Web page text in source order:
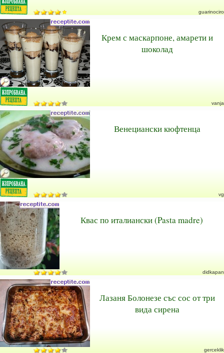
guarinociro
Крем с маскарпоне, амарети и
шоколад
vanja
Венециански кюфтенца
vg
Квас по италиански (Pasta madre)
didkapan
Лазаня Болонезе със сос от три
вида сирена
gerceklik